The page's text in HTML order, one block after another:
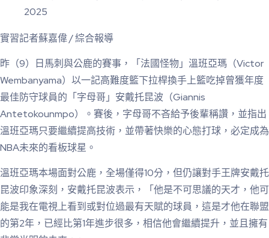
2025
實習記者蘇嘉偉 / 綜合報導
昨（9）日馬刺與公鹿的賽事，「法國怪物」溫班亞瑪（Victor
Wembanyama）以一記高難度籃下拉桿換手上籃吃掉曾獲年度
最佳防守球員的「字母哥」安戴托昆波（Giannis
Antetokounmpo）。賽後，字母哥不吝給予後輩稱讚，並指出
溫班亞瑪只要繼續提高技術，並帶著快樂的心態打球，必定成為
NBA未來的看板球星。
溫班亞瑪本場面對公鹿，全場僅得10分，但仍讓對手王牌安戴托
昆波印象深刻，安戴托昆波表示，「他是不可思議的天才，他可
能是我在電視上看到或對位過最有天賦的球員，這是才他在聯盟
的第2年，已經比第1年進步很多，相信他會繼續提升，並且擁有